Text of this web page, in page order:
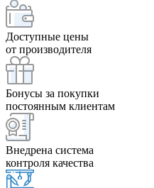
Доступные цены
от производителя
Бонусы за покупки
постоянным клиентам
Внедрена система
контроля качества